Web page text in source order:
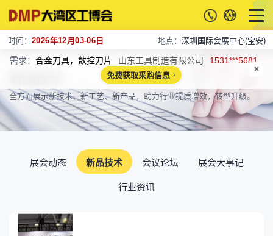
时间： 2026年12月03-06日 地点： 深圳国际会展中心(宝安)
需求： 合金刀具，数控刀片 山东工具制造有限公司 1531***5681
免费获取采购信息
全方面展示新技术、新工艺、新产品，助力行业提质增效，转型升级。
展会动态 新品技术 会议论坛 展会大事记
行业资讯